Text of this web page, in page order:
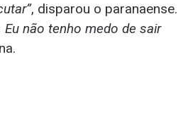
, disparou o paranaense.
Eu não tenho medo de sair